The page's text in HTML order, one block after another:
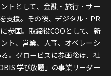
トとして、金融・旅行・サー
支援。その後、デジタル・PR
参画。取締役COOとして、新
ト、営業、人事、オペレーシ
。グロービスに参画後は、社
学び放題」の事業リーダー